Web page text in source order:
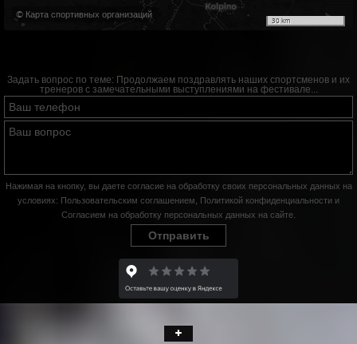
© Карта спортивных организаций
30 km
Задать вопрос по теме: Продолжаем поздравлять наших спортсменов и их
тренеров с замечательными выступлениями на фестивале...
Нажимая на кнопку, вы даете согласие на обработку своих персональных данных на
условиях: Пользовательским соглашением Политикой конфиденциальности и
Согласием на обработку персональных данных на сайте
Отправить